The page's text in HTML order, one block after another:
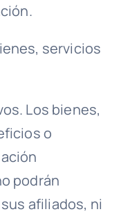
servicios
Los bienes,
o
podrán
afiliados, ni